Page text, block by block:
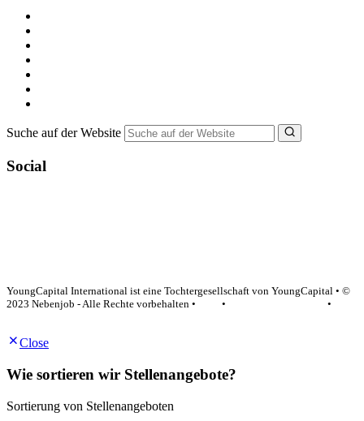
Suche auf der Website
Social
YoungCapital International ist eine Tochtergesellschaft von YoungCapital • ©
2023 Nebenjob - Alle Rechte vorbehalten •
•
•
Close
Wie sortieren wir Stellenangebote?
Sortierung von Stellenangeboten